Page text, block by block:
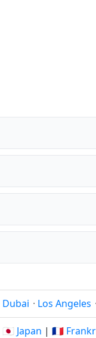
Dubai · Los Angeles ·
🇯🇵 Japan | 🇫🇷